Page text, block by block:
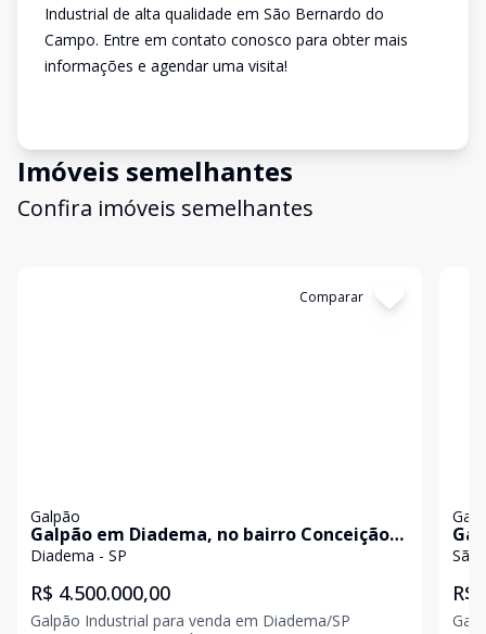
Industrial de alta qualidade em São Bernardo do
Campo. Entre em contato conosco para obter mais
informações e agendar uma visita!
Imóveis semelhantes
Confira imóveis semelhantes
Comparar
Galpão
Galpão em Diadema, no bairro Conceição,
à venda.
Diadema - SP
R$ 4.500.000,00
Galpão Industrial para venda em Diadema/SP
São
R$